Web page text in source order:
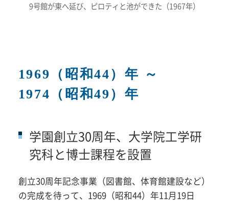
9号館が東へ延び、ピロティと池ができた（1967年）
1969（昭和44）年 ～
1974（昭和49）年
学園創立30周年、大学院工学研
究科と博士課程を設置
創立30周年記念事業（図書館、体育館建設など）
の完成を待って、1969（昭和44）年11月19日